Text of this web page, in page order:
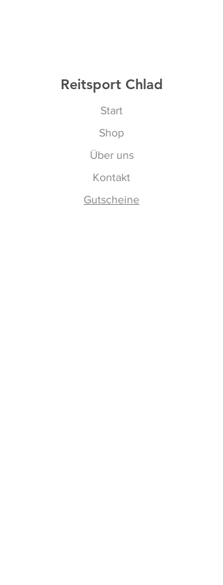
Reitsport Chlad
Start
Shop
Über uns
Kontakt
Gutscheine